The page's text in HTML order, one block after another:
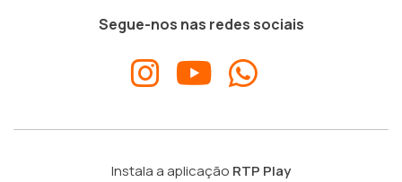
Segue-nos nas redes sociais
Instala a aplicação RTP Play